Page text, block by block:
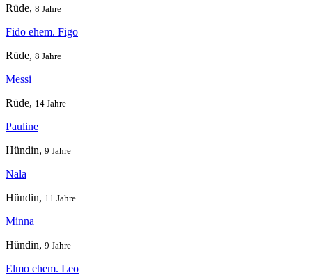
Rüde, 8 Jahre
Fido ehem. Figo
Rüde, 8 Jahre
Messi
Rüde, 14 Jahre
Pauline
Hündin, 9 Jahre
Nala
Hündin, 11 Jahre
Minna
Hündin, 9 Jahre
Elmo ehem. Leo